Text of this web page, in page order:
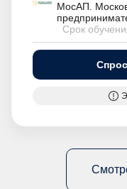
МосАП.
Срок